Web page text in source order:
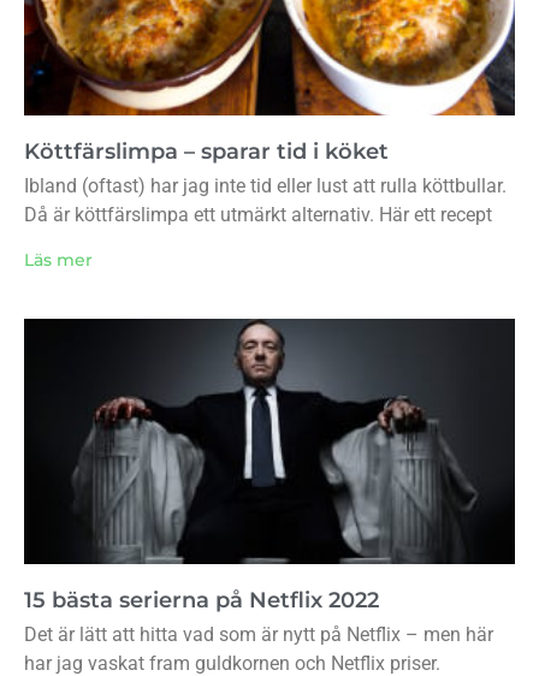
Köttfärslimpa – sparar tid i köket
Ibland (oftast) har jag inte tid eller lust att rulla köttbullar.
Då är köttfärslimpa ett utmärkt alternativ. Här ett recept
Läs mer
15 bästa serierna på Netflix 2022
Det är lätt att hitta vad som är nytt på Netflix – men här
har jag vaskat fram guldkornen och Netflix priser.